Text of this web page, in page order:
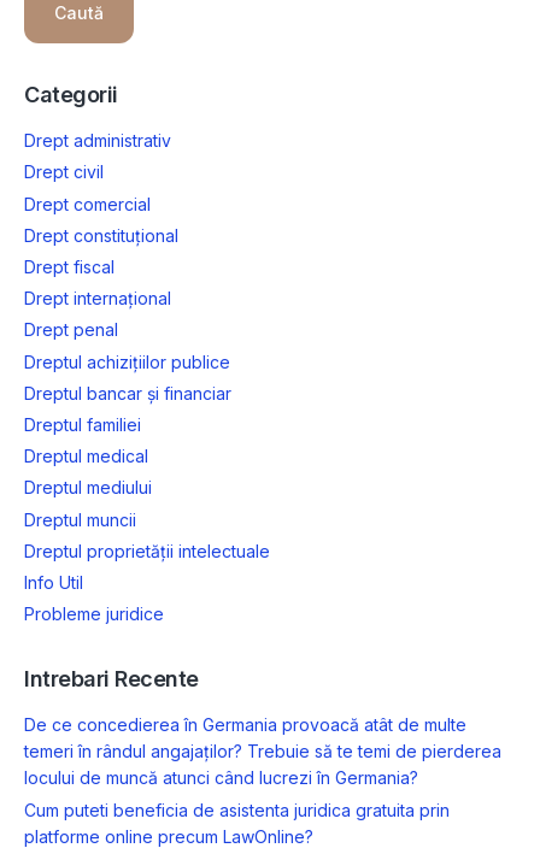
Caută
Categorii
Drept administrativ
Drept civil
Drept comercial
Drept constituțional
Drept fiscal
Drept internațional
Drept penal
Dreptul achizițiilor publice
Dreptul bancar și financiar
Dreptul familiei
Dreptul medical
Dreptul mediului
Dreptul muncii
Dreptul proprietății intelectuale
Info Util
Probleme juridice
Intrebari Recente
De ce concedierea în Germania provoacă atât de multe
temeri în rândul angajaților? Trebuie să te temi de pierderea
locului de muncă atunci când lucrezi în Germania?
Cum puteti beneficia de asistenta juridica gratuita prin
platforme online precum LawOnline?